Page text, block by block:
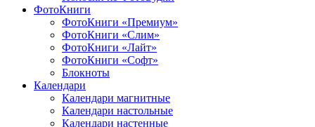
ФотоКниги
ФотоКниги «Премиум»
ФотоКниги «Слим»
ФотоКниги «Лайт»
ФотоКниги «Софт»
Блокноты
Календари
Календари магнитные
Календари настольные
Календари настенные